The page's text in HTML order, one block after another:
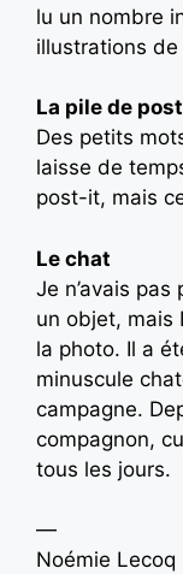
lu un nombre
illustrations de
La pile de
Des petits
laisse de
post-it, mais
Le chat
Je n’avais pas
un objet, mais
la photo. Il a
minuscule
campagne.
compagnon,
tous les jours.
—
Noémie Lecoq